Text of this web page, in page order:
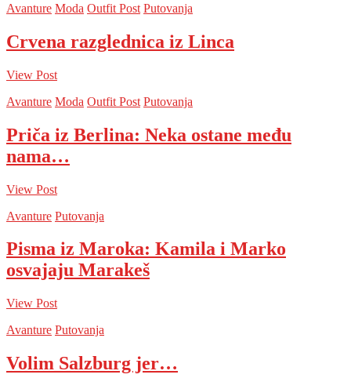
Avanture Moda Outfit Post Putovanja
Crvena razglednica iz Linca
View Post
Avanture Moda Outfit Post Putovanja
Priča iz Berlina: Neka ostane među
nama…
View Post
Avanture Putovanja
Pisma iz Maroka: Kamila i Marko
osvajaju Marakeš
View Post
Avanture Putovanja
Volim Salzburg jer…